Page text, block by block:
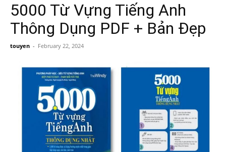
5000 Từ Vựng Tiếng Anh
Thông Dụng PDF + Bản Đẹp
touyen - February 22, 2024